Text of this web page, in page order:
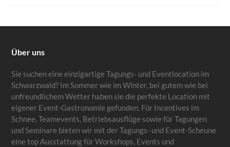
Über uns
Sie suchen eine einzigartige Tagungs- und Eventlocation im
Schwarzwald? Im Sommer wie im Winter, bei gutem wie bei
unfreundlichem Wetter haben sie die perfekte Location mit
eigener Event-Gastronomie gefunden. Für Incentives im
Schnee, Teamevents, Betriebsausflüge sowie für Tagungen
und Seminare bieten wir mit der Tagungs- und Event-Scheune
eine top Ausstattung für Workshops, Events und